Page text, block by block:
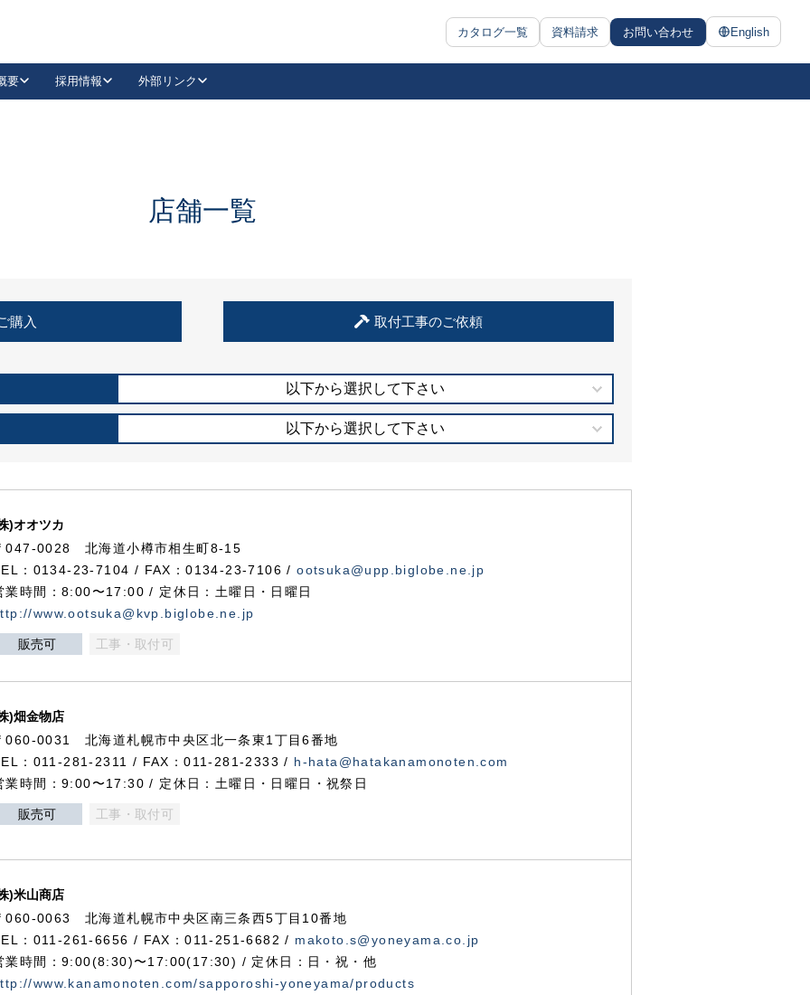
カタログ一覧 資料請求 お問い合わせ English
抗ウイルス・抗菌製品
要 採用情報 外部リンク
LinkedIn
住宅使用部材標準化推進協議会
店舗一覧
購入 取付工事のご依頼
以下から選択して下さい
以下から選択して下さい
)オオツカ
047-0028 北海道小樽市相生町8-15
：0134-23-7104 / FAX：0134-23-7106 /ootsuka@upp.biglobe.ne.jp
業時間：8:00〜17:00 / 定休日：土曜日・日曜日
www.ootsuka@kvp.biglobe.ne.jp
販売可 工事・取付可
)畑金物店
060-0031 北海道札幌市中央区北一条東1丁目6番地
：011-281-2311 / FAX：011-281-2333 / h-hata@hatakanamonoten.com
業時間：9:00〜17:30 / 定休日：土曜日・日曜日・祝祭日
販売可 工事・取付可
)米山商店
060-0063 北海道札幌市中央区南三条西5丁目10番地
：011-261-6656 / FAX：011-251-6682 / makoto.s@yoneyama.co.jp
業時間：9:00(8:30)〜17:00(17:30) / 定休日：日・祝・他
www.kanamonoten.com/sapporoshi-yoneyama/products